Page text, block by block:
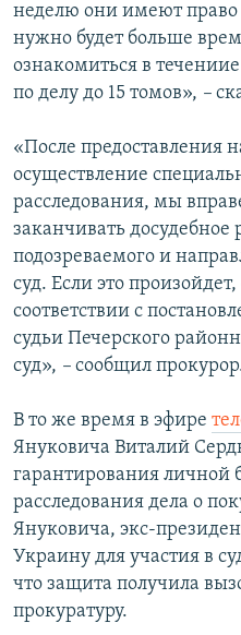
неделю они имеют
нужно будет больше
ознакомиться в
по делу до 15 томов», –
«После предоставления
осуществление
расследования, мы
заканчивать досудебное
подозреваемого и
суд. Если это
соответствии с
судьи Печерского
суд», – сообщил
В то же время в эфире
Януковича Виталий
гарантирования личной
расследования дела о
Януковича, экс-
Украину для участия в
что защита получила
прокуратуру.